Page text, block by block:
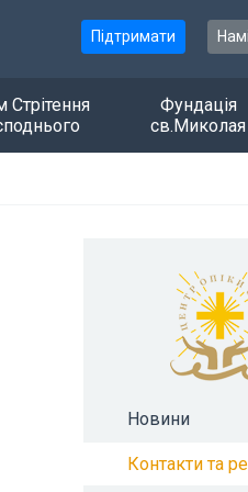
Підтримати
Стрітення
Фундація
св.Миколая
Новини
Контакти та